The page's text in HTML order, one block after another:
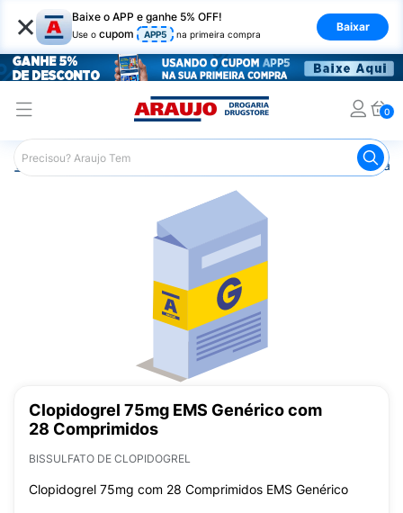
× Baixe o APP e ganhe 5% OFF!
Use o cupom APP5 na primeira compra
Baixar
0
Araujo Medicamentos Remédio para o Sistema
Clopidogrel 75mg EMS Genérico com
28 Comprimidos
BISSULFATO DE CLOPIDOGREL
Clopidogrel 75mg com 28 Comprimidos EMS Genérico